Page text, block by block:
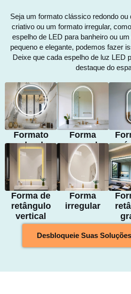
Seja um formato clássico redondo
criativo ou um formato irregular,
espelho de LED para banheiro ou
pequeno e elegante, podemos fazer
Deixe que cada espelho de luz LED
destaque do
Formato
redondo
Forma
arqueada
Forma de
retângulo
vertical
Forma
irregular
Desbloqueie Suas